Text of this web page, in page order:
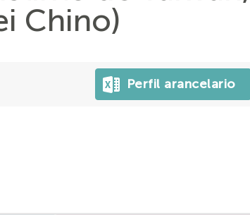
Chino)
Perfil arancelario